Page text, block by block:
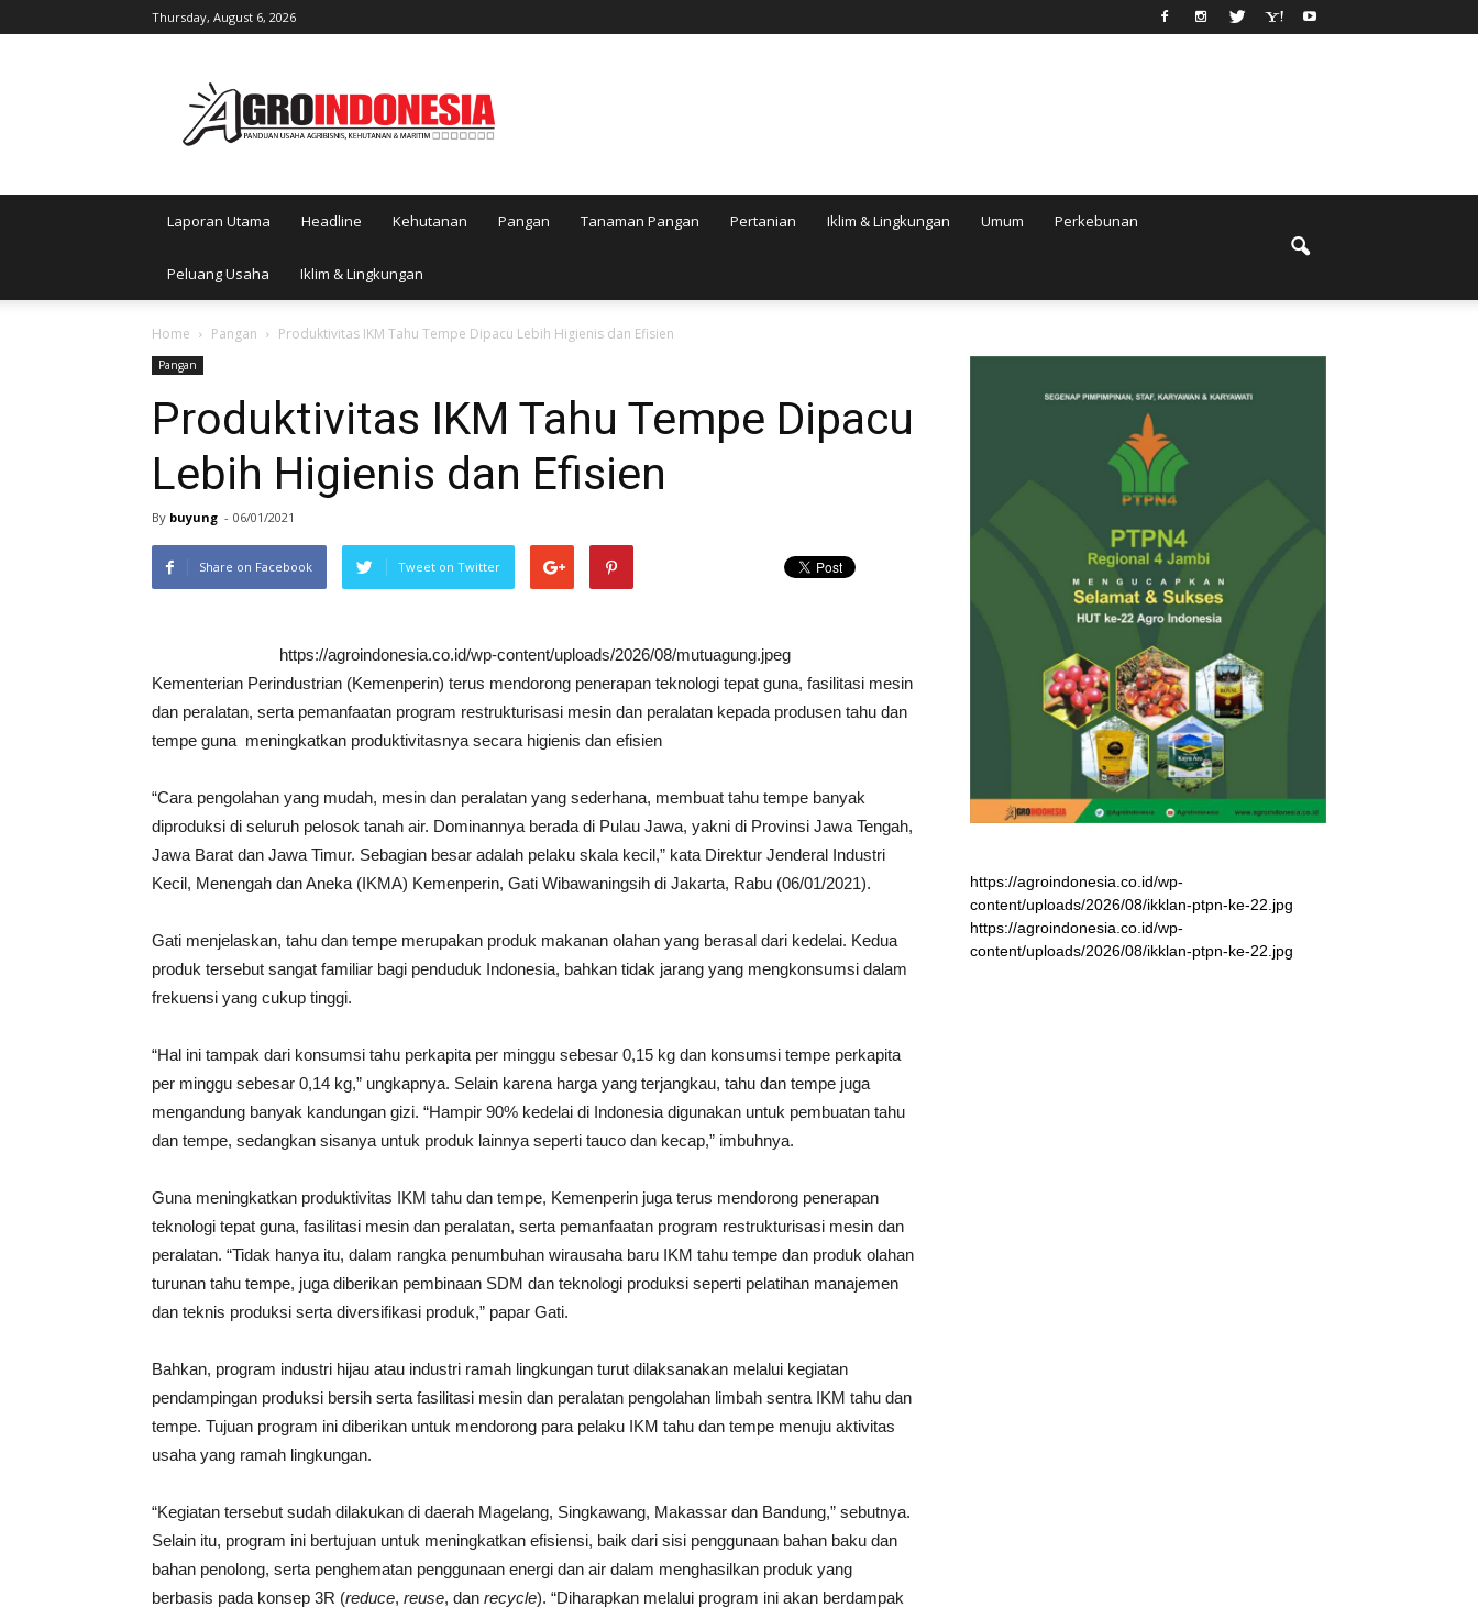
Thursday, August 6, 2026
Laporan Utama Headline Kehutanan Pangan Tanaman Pangan Pertanian Iklim & Lingkungan Umum Perkebunan
Peluang Usaha Iklim & Lingkungan
Home Pangan Produktivitas IKM Tahu Tempe Dipacu Lebih Higienis dan Efisien
Pangan
Produktivitas IKM Tahu Tempe Dipacu
Lebih Higienis dan Efisien
By buyung - 06/01/2021
Share on Facebook Tweet on Twitter
https://agroindonesia.co.id/wp-content/uploads/2026/08/mutuagung.jpeg
Kementerian Perindustrian (Kemenperin) terus mendorong penerapan teknologi tepat guna, fasilitasi mesin
dan peralatan, serta pemanfaatan program restrukturisasi mesin dan peralatan kepada produsen tahu dan
tempe guna meningkatkan produktivitasnya secara higienis dan efisien
“Cara pengolahan yang mudah, mesin dan peralatan yang sederhana, membuat tahu tempe banyak
diproduksi di seluruh pelosok tanah air. Dominannya berada di Pulau Jawa, yakni di Provinsi Jawa Tengah,
Jawa Barat dan Jawa Timur. Sebagian besar adalah pelaku skala kecil,” kata Direktur Jenderal Industri
Kecil, Menengah dan Aneka (IKMA) Kemenperin, Gati Wibawaningsih di Jakarta, Rabu (06/01/2021).
Gati menjelaskan, tahu dan tempe merupakan produk makanan olahan yang berasal dari kedelai. Kedua
produk tersebut sangat familiar bagi penduduk Indonesia, bahkan tidak jarang yang mengkonsumsi dalam
frekuensi yang cukup tinggi.
“Hal ini tampak dari konsumsi tahu perkapita per minggu sebesar 0,15 kg dan konsumsi tempe perkapita
per minggu sebesar 0,14 kg,” ungkapnya. Selain karena harga yang terjangkau, tahu dan tempe juga
mengandung banyak kandungan gizi. “Hampir 90% kedelai di Indonesia digunakan untuk pembuatan tahu
dan tempe, sedangkan sisanya untuk produk lainnya seperti tauco dan kecap,” imbuhnya.
Guna meningkatkan produktivitas IKM tahu dan tempe, Kemenperin juga terus mendorong penerapan
teknologi tepat guna, fasilitasi mesin dan peralatan, serta pemanfaatan program restrukturisasi mesin dan
peralatan. “Tidak hanya itu, dalam rangka penumbuhan wirausaha baru IKM tahu tempe dan produk olahan
turunan tahu tempe, juga diberikan pembinaan SDM dan teknologi produksi seperti pelatihan manajemen
dan teknis produksi serta diversifikasi produk,” papar Gati.
Bahkan, program industri hijau atau industri ramah lingkungan turut dilaksanakan melalui kegiatan
pendampingan produksi bersih serta fasilitasi mesin dan peralatan pengolahan limbah sentra IKM tahu dan
tempe. Tujuan program ini diberikan untuk mendorong para pelaku IKM tahu dan tempe menuju aktivitas
usaha yang ramah lingkungan.
“Kegiatan tersebut sudah dilakukan di daerah Magelang, Singkawang, Makassar dan Bandung,” sebutnya.
Selain itu, program ini bertujuan untuk meningkatkan efisiensi, baik dari sisi penggunaan bahan baku dan
bahan penolong, serta penghematan penggunaan energi dan air dalam menghasilkan produk yang
berbasis pada konsep 3R (reduce, reuse, dan recycle). “Diharapkan melalui program ini akan berdampak
https://agroindonesia.co.id/wp-
content/uploads/2026/08/ikklan-ptpn-ke-22.jpg
https://agroindonesia.co.id/wp-
content/uploads/2026/08/ikklan-ptpn-ke-22.jpg